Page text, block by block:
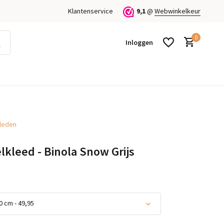
Klantenservice 9,1@ Webwinkelkeur
Inloggen
0
- Binola Snow Grijs
cm - 49,95